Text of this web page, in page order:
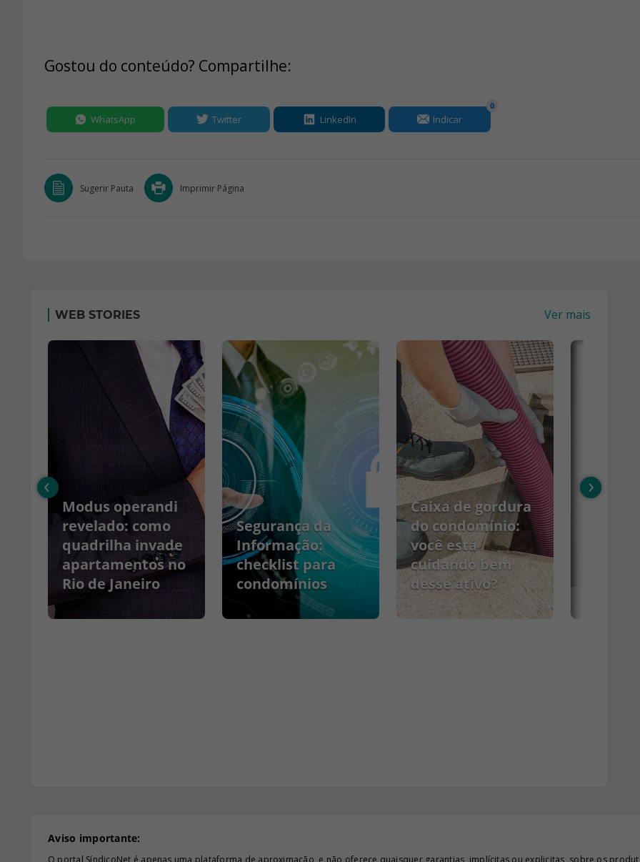
Gostou do conteúdo? Compartilhe:
WhatsApp Twitter LinkedIn Indicar
0
Sugerir Pauta Imprimir Página
WEB STORIES Ver mais
Modus operandi
revelado: como
quadrilha invade
apartamentos no
Rio de Janeiro
Segurança da
Informação:
checklist para
condomínios
Caixa de gordura
do condomínio:
você está
cuidando bem
desse ativo?
‹ ›
Aviso importante:
O portal SíndicoNet é apenas uma plataforma de aproximação, e não oferece quaisquer garantias, implícitas ou explicitas, sobre os